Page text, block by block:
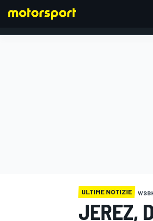
ULTIME NOTIZIE
JEREZ,